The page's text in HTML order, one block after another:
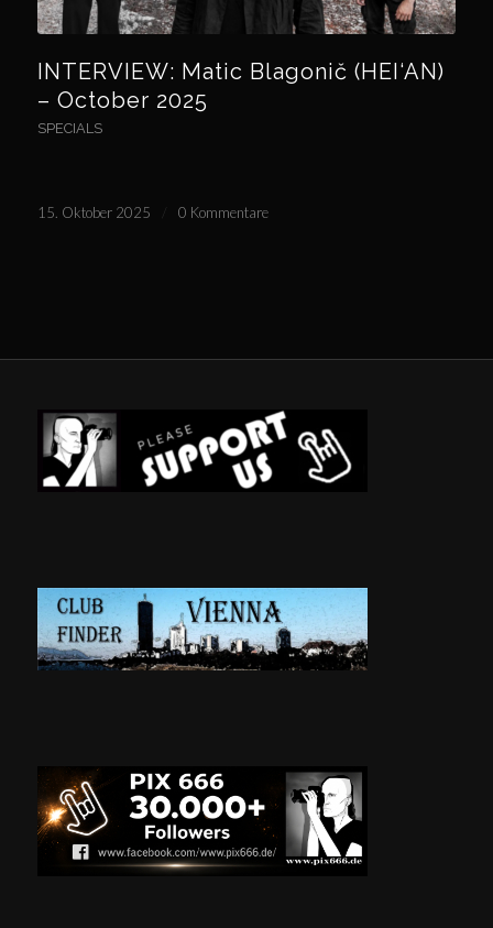
INTERVIEW: Matic Blagonič (HEI‘AN)
– October 2025
SPECIALS
15. Oktober 2025 0 Kommentare